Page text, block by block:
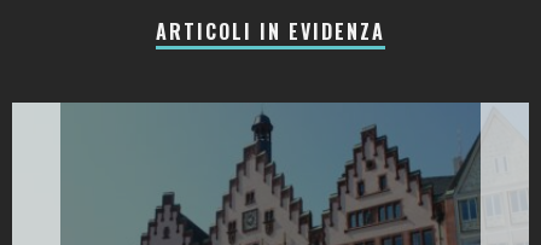
ARTICOLI IN EVIDENZA